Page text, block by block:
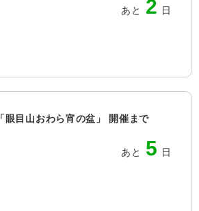
あと 2 日
「眼目山おわら宵の盆」 開催まで
あと 5 日